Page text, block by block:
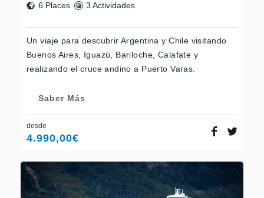
6 Places
3 Actividades
Un viaje para descubrir Argentina y Chile visitando
Buenos Aires, Iguazú, Bariloche, Calafate y
realizando el cruce andino a Puerto Varas.
Saber Más
desde
4.990,00€